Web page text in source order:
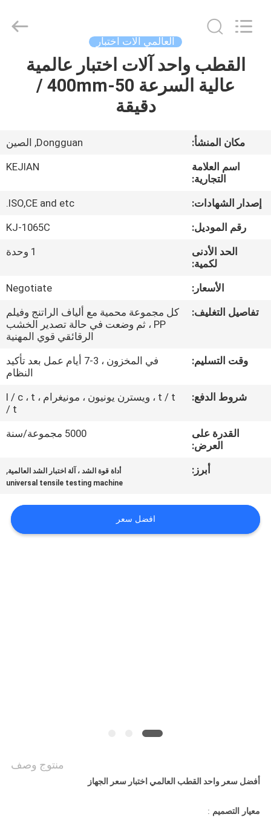
الصفحة
الرئيسية
معلومات
جولة
مراقبة
الجودة
اتصل
اقتباس
الموقع
PRIVACY
INSTRUMENT
CO.,LTD.
العالمي آلات اختبار
القطب واحد آلات اختبار عالمية
عالية السرعة 50-400mm /
دقيقة
مكان المنشأ:
Dongguan, الصين
اسم العلامة
التجارية:
KEJIAN
إصدار الشهادات:
ISO,CE and etc.
رقم الموديل:
KJ-1065C
الحد الأدنى
لكمية:
1 وحدة
الأسعار:
Negotiate
تفاصيل التغليف:
كل مجموعة محمية مع ألياف الراتنج وفيلم
PP ، ثم وضعت في حالة تصدير الخشب
الرقائقي قوي المهنية
وقت التسليم:
في المخزون ، 3-7 أيام عمل بعد تأكيد
النظام
شروط الدفع:
t / t ، ويسترن يونيون ، مونيغرام ، l / c ، t
/ t
القدرة على
العرض:
5000 مجموعة/سنة
أبرز: أداة قوة الشد ، آلة اختبار الشد العالمية,
universal tensile testing machine
افضل سعر
منتوج وصف
أفضل سعر واحد القطب العالمي اختبار سعر الجهاز
معيار التصميم :